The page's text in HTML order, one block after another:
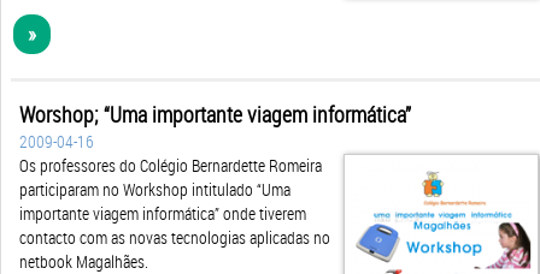
»
Worshop; “Uma importante viagem informática”
2009-04-16
Os professores do Colégio Bernardette Romeira
participaram no Workshop intitulado “Uma
importante viagem informática” onde tiverem
contacto com as novas tecnologias aplicadas no
netbook Magalhães.